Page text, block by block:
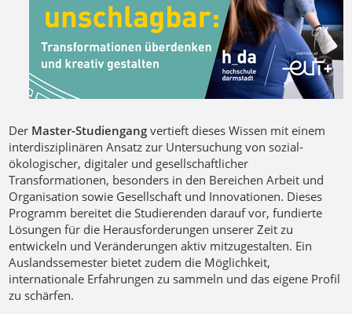
Der Master-Studiengang vertieft dieses Wissen mit einem
interdisziplinären Ansatz zur Untersuchung von sozial-
ökologischer, digitaler und gesellschaftlicher
Transformationen, besonders in den Bereichen Arbeit und
Organisation sowie Gesellschaft und Innovationen. Dieses
Programm bereitet die Studierenden darauf vor, fundierte
Lösungen für die Herausforderungen unserer Zeit zu
entwickeln und Veränderungen aktiv mitzugestalten. Ein
Auslandssemester bietet zudem die Möglichkeit,
internationale Erfahrungen zu sammeln und das eigene Profil
zu schärfen.